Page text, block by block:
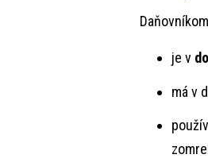
je v
má v